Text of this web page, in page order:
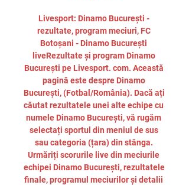
Livesport: Dinamo București -
rezultate, program meciuri, FC
Botoșani - Dinamo București
liveRezultate și program Dinamo
București pe Livesport. com. Această
pagină este despre Dinamo
București, (Fotbal/România). Dacă ați
căutat rezultatele unei alte echipe cu
numele Dinamo București, vă rugăm
selectați sportul din meniul de sus
sau categoria (țara) din stânga.
Urmăriți scorurile live din meciurile
echipei Dinamo București, rezultatele
finale, programul meciurilor și detalii